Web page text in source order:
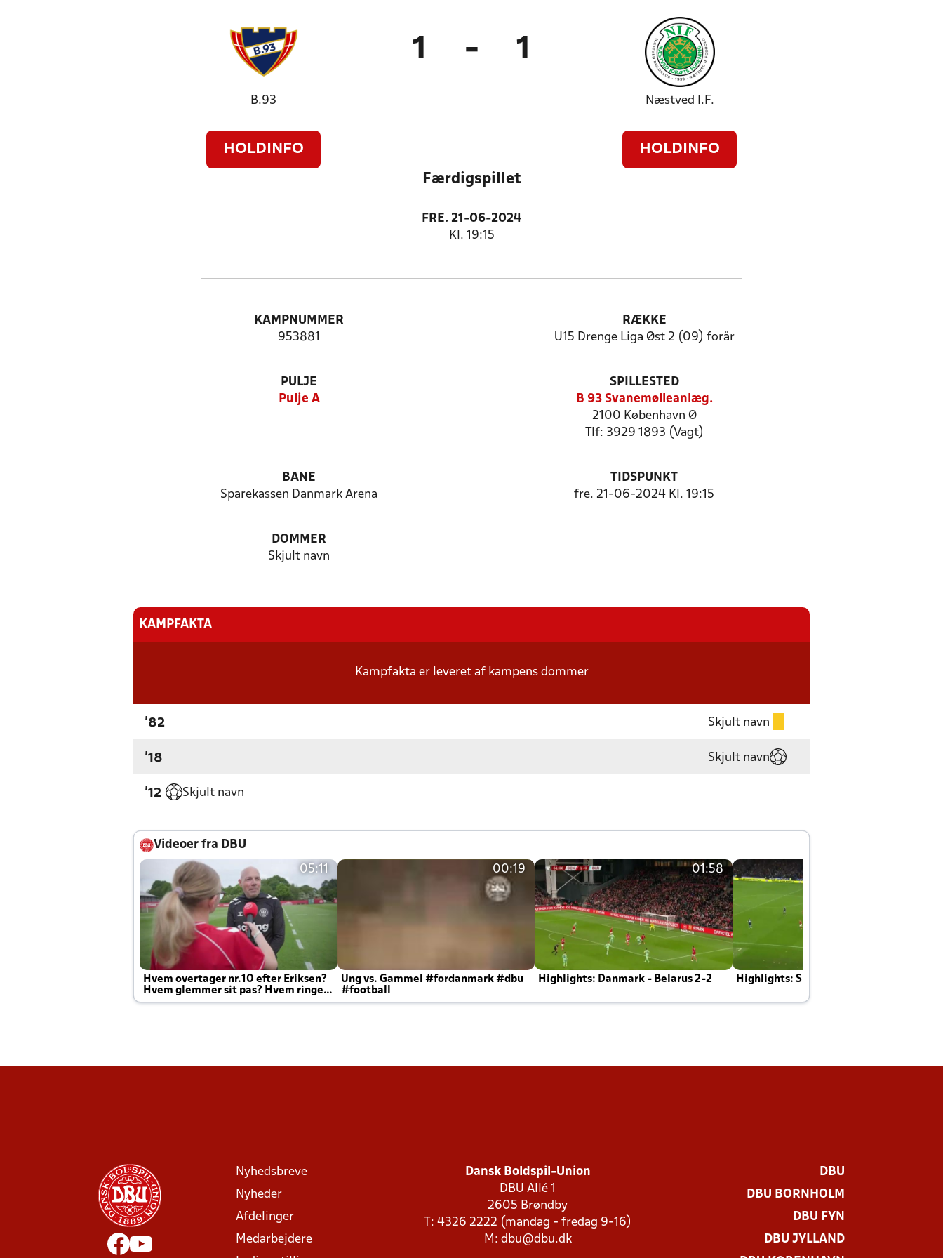
B.93
HOLDINFO
1 - 1
Næstved I.F.
HOLDINFO
Færdigspillet
FRE. 21-06-2024
Kl. 19:15
KAMPNUMMER
953881
RÆKKE
U15 Drenge Liga Øst 2 (09) forår
PULJE
Pulje A
SPILLESTED
B 93 Svanemølleanlæg.
2100 København Ø
Tlf: 3929 1893 (Vagt)
BANE
Sparekassen Danmark Arena
TIDSPUNKT
fre. 21-06-2024 Kl. 19:15
DOMMER
Skjult navn
KAMPFAKTA
Kampfakta er leveret af kampens dommer
'82 Skjult navn
'18 Skjult navn
'12 Skjult navn
Videoer fra DBU
05:11
Hvem overtager nr.10 efter Eriksen?
Hvem glemmer sit pas? Hvem ringer
Joachim altid til efter kampe?
00:19
Ung vs. Gammel #fordanmark #dbu
#football
01:58
Highlights: Danmark - Belarus 2-2 Highlights: Skotland - Danmark 4-2
Nyhedsbreve
Nyheder
Afdelinger
Medarbejdere
Dansk Boldspil-Union
DBU Allé 1
2605 Brøndby
T: 4326 2222 (mandag - fredag 9-16)
M: dbu@dbu.dk
DBU
DBU BORNHOLM
DBU FYN
DBU JYLLAND